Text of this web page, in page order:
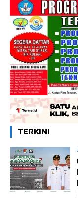
TERKINI